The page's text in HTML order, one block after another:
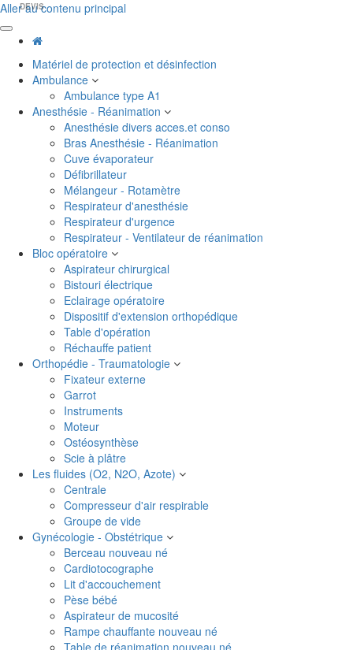
Aller au contenu principal
Matériel de protection et désinfection
Ambulance
Ambulance type A1
Anesthésie - Réanimation
Anesthésie divers acces.et conso
Bras Anesthésie - Réanimation
Cuve évaporateur
Défibrillateur
Mélangeur - Rotamètre
Respirateur d'anesthésie
Respirateur d'urgence
Respirateur - Ventilateur de réanimation
Bloc opératoire
Aspirateur chirurgical
Bistouri électrique
Eclairage opératoire
Dispositif d'extension orthopédique
Table d'opération
Réchauffe patient
Orthopédie - Traumatologie
Fixateur externe
Garrot
Instruments
Moteur
Ostéosynthèse
Scie à plâtre
Les fluides (O2, N2O, Azote)
Centrale
Compresseur d'air respirable
Groupe de vide
Gynécologie - Obstétrique
Berceau nouveau né
Cardiotocographe
Lit d'accouchement
Pèse bébé
Aspirateur de mucosité
Rampe chauffante nouveau né
Table de réanimation nouveau né
DEVIS